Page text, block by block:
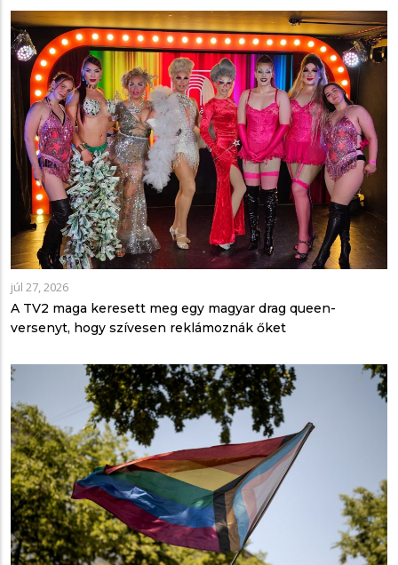
júl 27, 2026
A TV2 maga keresett meg egy magyar drag queen-
versenyt, hogy szívesen reklámoznák őket